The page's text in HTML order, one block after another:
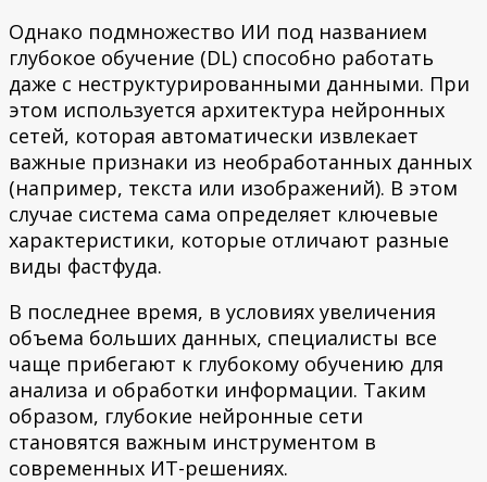
Однако подмножество ИИ под названием
глубокое обучение (DL) способно работать
даже с неструктурированными данными. При
этом используется архитектура нейронных
сетей, которая автоматически извлекает
важные признаки из необработанных данных
(например, текста или изображений). В этом
случае система сама определяет ключевые
характеристики, которые отличают разные
виды фастфуда.
В последнее время, в условиях увеличения
объема больших данных, специалисты все
чаще прибегают к глубокому обучению для
анализа и обработки информации. Таким
образом, глубокие нейронные сети
становятся важным инструментом в
современных ИТ-решениях.